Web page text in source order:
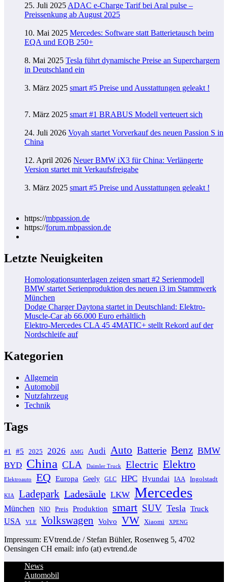
25. Juli 2025 ADAC e-Charge Tarif bei Aral pulse –
Preissenkung ab August 2025
10. Mai 2025 Mercedes: Software statt Batterietausch beim
EQA und EQB 250+
8. Mai 2025 Tesla führt dynamische Preise an Superchargern
in Deutschland ein
3. März 2025 smart #5 Preise und Ausstattungen geleakt !
7. März 2025 smart #1 BRABUS Modell verteuert sich
24. Juli 2026 Voyah startet Vorverkauf des neuen Passion S in
China
12. April 2026 Neuer BMW iX3 für China: Verlängerte
Version startet mit Verkaufsfreigabe
3. März 2025 smart #5 Preise und Ausstattungen geleakt !
https://mbpassion.de
https://forum.mbpassion.de
Letzte Neuigkeiten
Homologationsunterlagen zeigen smart #2 Serienmodell
BMW startet Serienproduktion des neuen i3 im Stammwerk
München
Dodge Charger Daytona startet in Deutschland: Elektro-
Muscle-Car ab 66.000 Euro erhältlich
Elektro-Mercedes CLA 45 4MATIC+ stellt Rekord auf der
Nordschleife auf
Kategorien
Allgemein
Automobil
Nutzfahrzeug
Technik
Tags
#1 #5 2025 2026 AMG Audi Auto Batterie Benz BMW
BYD China CLA Daimler Truck Electric Elektro
Elektroauto EQ Europa Geely GLC HPC Hyundai IAA Ingolstadt
KIA Ladepark Ladesäule LKW Mercedes
München NIO Preis Produktion smart SUV Tesla Truck
USA VLE Volkswagen Volvo VW Xiaomi XPENG
Impressum: EVtrend.de / Stefan Bühler, Rosenweg 5, 4702
Oensingen CH email: info (at) evtrend.de
News
Automobil